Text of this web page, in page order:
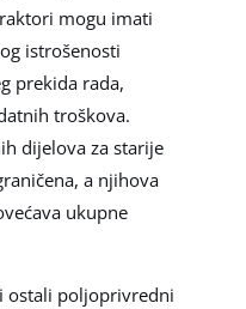
mogu imati
istrošenosti
prekida rada,
troškova.
dijelova za starije
a njihova
ukupne
ostali poljoprivredni